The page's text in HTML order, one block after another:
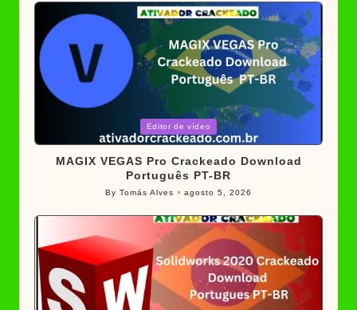
in
Editor de vídeo
MAGIX VEGAS Pro Crackeado Download
Português PT-BR
Posted
ByTomás Alves agosto 5, 2026